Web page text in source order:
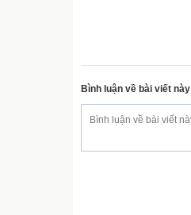
Bình luận về bài viết này